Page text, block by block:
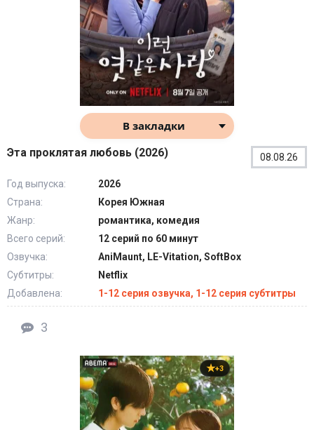
В закладки
Эта проклятая любовь (2026) 08.08.26
Год выпуска:
2026
Страна:
Корея Южная
Жанр:
романтика, комедия
Всего серий:
12 серий по 60 минут
Озвучка:
AniMaunt, LE-Vitation, SoftBox
Субтитры:
Netflix
Добавлена:
1-12 серия озвучка, 1-12 серия субтитры
3
+3